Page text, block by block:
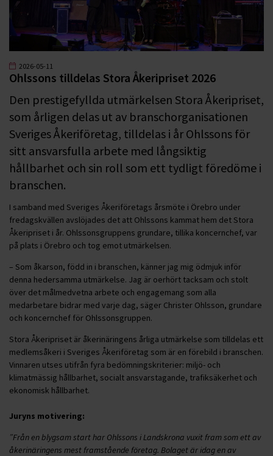
2026-05-11
Ohlssons tilldelas Stora Åkeripriset 2026
Den prestigefyllda utmärkelsen Stora Åkeripriset,
som årligen delas ut av branschorganisationen
Sveriges Åkeriföretag, tilldelas i år Ohlssons för
sitt ansvarsfulla arbete med långsiktig
hållbarhet och sin roll som ett tydligt föredöme i
branschen.
I samband med Sveriges Åkeriföretags årsmöte i Örebro under
fredagskvällen avslöjades det att Ohlssons kammat hem det Stora
Åkeripriset i år. Ohlssonsgruppens grundare, tillika koncernchef, var
på plats i Örebro och tog emot utmärkelsen.
– Som åkarson, född in i branschen, känner jag mig ödmjuk inför
denna hedersamma utmärkelse. Jag är oerhört tacksam och stolt
över det målmedvetna arbete och engagemang som alla
medarbetare bidrar med varje dag, säger Christer Ohlsson, grundare
och koncernchef för Ohlssonsgruppen.
Stora Åkeripriset är åkerinäringens årliga utmärkelse som tilldelas ett
medlemsåkeri i Sveriges Åkeriföretag som är en förebild i branschen.
Vinnaren utses utifrån fyra bedömningskriterier: miljö- och
klimatmässig hållbarhet, socialt ansvarstagande, trafiksäkerhet och
ekonomisk hållbarhet.
Juryns motivering:
”Från en blygsam start har Ohlssons i Landskrona vuxit fram som ett av
åkerinäringens mest framstående företag. Bolaget är idag en av